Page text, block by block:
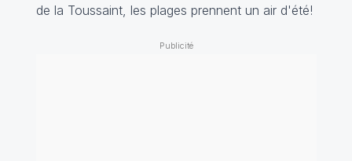
de la Toussaint, les plages prennent un air d'été!